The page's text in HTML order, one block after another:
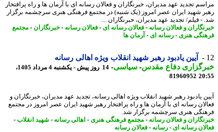
تجدید عهد مدیران، خبرنگاران و فعالان رسانه ای با آرمان ها و راه پرافتخار
شهید ایران عصر امروز (یک شنبه) در مجتمع فرهنگی هنری سرچشمه برگزار
- فیلم/ تجدید عهد مدیران، خبرنگاران ...
و فعالان رسانه-فعالان رسانه ای- فعالان رسانه-خبرنگاران-
مجتمع
هنری- رسانه ای- آرمان ها
آیین یادبود رهبر شهید انقلاب ویژه اهالی رسانه
دفاع مقدس-سیاسی-
14 روز پیش - یکشنبه 4 مرداد 1405،
81960952
یادبود رهبر شهید انقلاب ویژه اهالی رسانه، تجدید عهد مدیران، خبرنگاران و
رسانه ای با آرمان ها و راه پرافتخار رهبر شهید ایران عصر امروز در مجتمع
هنری سرچشمه برگزار شد.
و فعالان رسانه-مجتمع فرهنگی هنری- اهالی رسانه-شهید انقلاب-
رسانه ای- رسانه-فعالان رسانه